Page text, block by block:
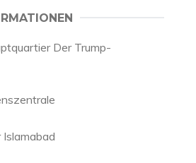
Der Trump-